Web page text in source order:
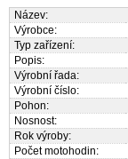
Název:
Výrobce:
Typ zařízení:
Popis:
Výrobní řada:
Výrobní číslo:
Pohon:
Nosnost:
Rok výroby:
Počet motohodin: